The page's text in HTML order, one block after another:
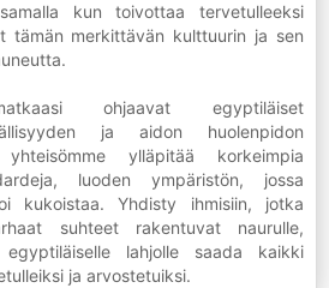
kun toivottaa tervetulleeksi
tämän merkittävän kulttuurin ja sen
ohjaavat egyptiläiset
ja aidon huolenpidon
ylläpitää korkeimpia
luoden ympäristön, jossa
kukoistaa. Yhdisty ihmisiin, jotka
suhteet rakentuvat naurulle,
lahjolle saada kaikki
ja arvostetuiksi.